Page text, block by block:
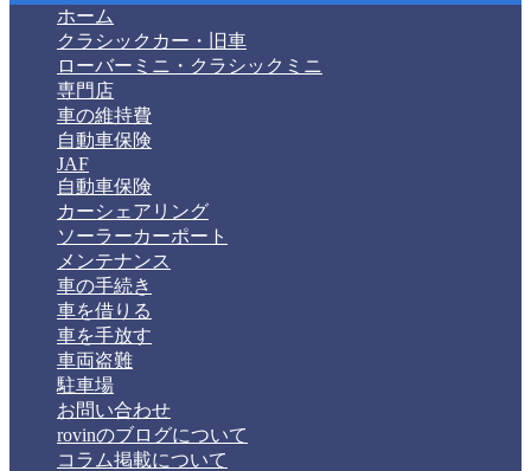
ホーム
クラシックカー・旧車
ローバーミニ・クラシックミニ
専門店
車の維持費
自動車保険
JAF
自動車保険
カーシェアリング
ソーラーカーポート
メンテナンス
車の手続き
車を借りる
車を手放す
車両盗難
駐車場
お問い合わせ
rovinのブログについて
コラム掲載について